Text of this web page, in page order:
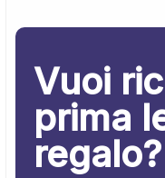
Vuoi
prima